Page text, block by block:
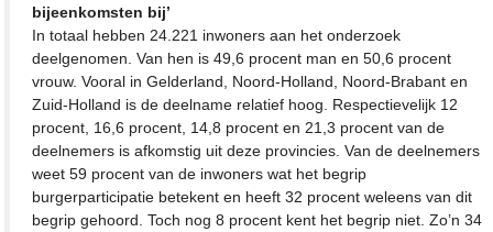
bijeenkomsten bij’
In totaal hebben 24.221 inwoners aan het onderzoek
deelgenomen. Van hen is 49,6 procent man en 50,6 procent
vrouw. Vooral in Gelderland, Noord-Holland, Noord-Brabant en
Zuid-Holland is de deelname relatief hoog. Respectievelijk 12
procent, 16,6 procent, 14,8 procent en 21,3 procent van de
deelnemers is afkomstig uit deze provincies. Van de deelnemers
weet 59 procent van de inwoners wat het begrip
burgerparticipatie betekent en heeft 32 procent weleens van dit
begrip gehoord. Toch nog 8 procent kent het begrip niet. Zo’n 34